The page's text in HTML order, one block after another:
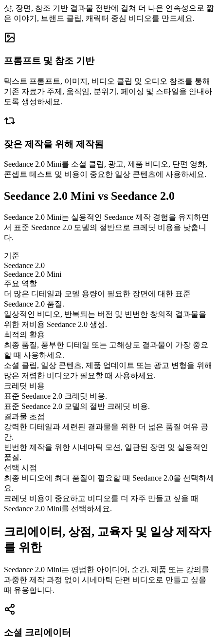
샷, 장면, 참조 기반 결과물 전반에 걸쳐 더 나은 연속성으로 짧
은 이야기, 브랜드 클립, 캐릭터 중심 비디오를 만드세요.
프롬프트 및 참조 기반
텍스트 프롬프트, 이미지, 비디오 클립 및 오디오 참조를 통해
기존 자료가 주제, 움직임, 분위기, 페이싱 및 스타일을 안내하
도록 생성하세요.
잦은 제작을 위해 제작됨
Seedance 2.0 Mini를 소셜 클립, 광고, 제품 비디오, 단편 영화,
콘셉트 테스트 및 비용이 중요한 일상 콘텐츠에 사용하세요.
Seedance 2.0 Mini vs Seedance 2.0
Seedance 2.0 Mini는 실용적인 Seedance 제작 경험을 유지하면
서 표준 Seedance 2.0 모델의 절반으로 크레딧 비용을 낮춥니
다.
기준
Seedance 2.0
Seedance 2.0 Mini
주요 역할
더 많은 디테일과 모델 용량이 필요한 장면에 대한 표준
Seedance 2.0 품질.
일상적인 비디오, 반복되는 버전 및 빈번한 창의적 결과물을
위한 저비용 Seedance 2.0 생성.
최적의 활용
최종 품질, 풍부한 디테일 또는 고해상도 결과물이 가장 중요
할 때 사용하세요.
소셜 클립, 일상 콘텐츠, 제품 업데이트 또는 광고 변형을 위해
많은 저렴한 비디오가 필요할 때 사용하세요.
크레딧 비용
표준 Seedance 2.0 크레딧 비용.
표준 Seedance 2.0 모델의 절반 크레딧 비용.
결과물 초점
강력한 디테일과 세련된 결과물을 위한 더 넓은 품질 여유 공
간.
빈번한 제작을 위한 시네마틱 모션, 일관된 장면 및 실용적인
품질.
선택 시점
최종 비디오에 최대 품질이 필요할 때 Seedance 2.0을 선택하세
요.
크레딧 비용이 중요하고 비디오를 더 자주 만들고 싶을 때
Seedance 2.0 Mini를 선택하세요.
크리에이터, 상점, 교육자 및 일상 제작자
를 위한
Seedance 2.0 Mini는 평범한 아이디어, 순간, 제품 또는 강의를
과중한 제작 과정 없이 시네마틱 단편 비디오로 만들고 싶을
때 유용합니다.
소셜 크리에이터